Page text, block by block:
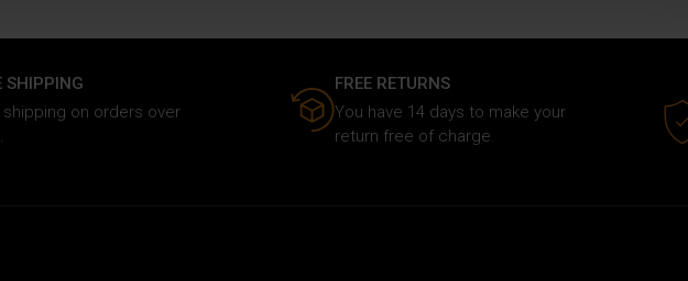
sul modo in cui utilizzi il nostro sito ai nostri partner che si occupano di analisi dei
dei loro servizi.
SHIPPING
shipping on orders over
FREE RETURNS
You have 14 days to make your
return free of charge.